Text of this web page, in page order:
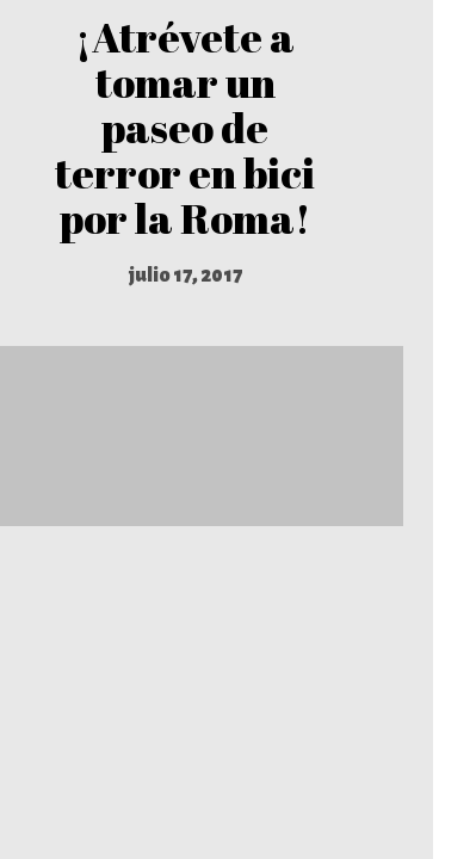
¡Atrévete a
tomar un
paseo de
terror en bici
por la Roma!
julio 17, 2017